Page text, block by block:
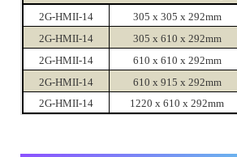
2G-HMII-14 305 x 305 x 292mm
2G-HMII-14
305 x 610 x 292mm
2G-HMII-14
610 x 610 x 292mm
2G-HMII-14
610 x 915 x 292mm
2G-HMII-14
1220 x 610 x 292mm